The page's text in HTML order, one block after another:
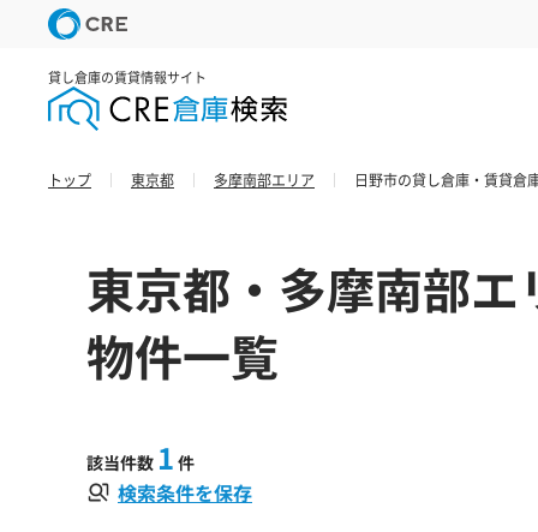
貸し倉庫の賃貸情報サイト
トップ 東京都 多摩南部エリア 日野市の貸し倉庫・賃貸倉
東京都・多摩南部
物件一覧
該当件数 1 件
検索条件を保存